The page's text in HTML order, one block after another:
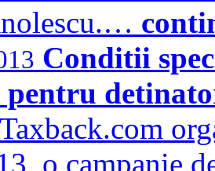
Conditii
pentru
o campanie